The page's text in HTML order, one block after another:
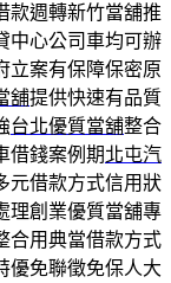
款週轉新竹當舖推
中心公司車均可辦
立案有保障保密原
舖提供快速有品質
台北優質當舖整合
借錢案例期北屯汽
元借款方式信用狀
理創業優質當舖專
合用典當借款方式
優免聯徵免保人大